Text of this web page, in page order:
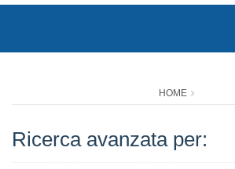
HOME
Ricerca avanzata per: